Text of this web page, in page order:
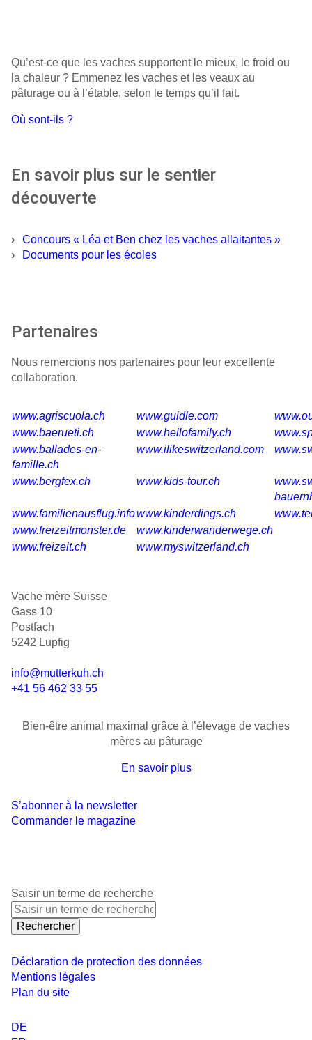
Qu’est-ce que les vaches supportent le mieux, le froid ou
la chaleur ? Emmenez les vaches et les veaux au
pâturage ou à l’étable, selon le temps qu’il fait.
Où sont-ils ?
En savoir plus sur le sentier
découverte
Concours « Léa et Ben chez les vaches allaitantes »
Documents pour les écoles
Partenaires
Nous remercions nos partenaires pour leur excellente
collaboration.
www.agriscuola.ch www.guidle.com
www.baerueti.ch
www.hellofamily.ch
www.ballades-en-
famille.ch
www.ilikeswitzerland.com
www.bergfex.ch www.kids-tour.ch
www.familienausflug.infowww.kinderdings.ch
www.freizeitmonster.de
www.kinderwanderwege.ch
www.freizeit.ch
www.myswitzerland.ch
Vache mère Suisse
Gass 10
Postfach
5242 Lupfig
info@mutterkuh.ch
+41 56 462 33 55
Bien-être animal maximal grâce à l’élevage de vaches
mères au pâturage
En savoir plus
S’abonner à la newsletter
Commander le magazine
Saisir un terme de recherche
Rechercher
Déclaration de protection des données
Mentions légales
Plan du site
DE